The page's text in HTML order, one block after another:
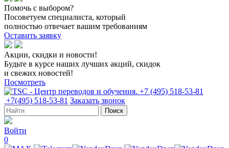
Помочь с выбором?
Посоветуем специалиста, который
полностью отвечает вашим требованиям
Оставить заявку
Акции, скидки и новости!
Будьте в курсе наших лучших акций, скидок
и свежих новостей!
Посмотреть
+7(495) 518-53-81 Заказать звонок
Войти
0